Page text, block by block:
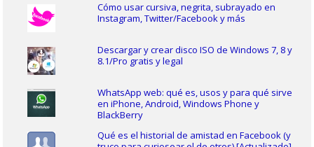
Cómo usar cursiva, negrita, subrayado en
Instagram, Twitter/Facebook y más
Descargar y crear disco ISO de Windows 7, 8 y
8.1/Pro gratis y legal
WhatsApp web: qué es, usos y para qué sirve
en iPhone, Android, Windows Phone y
BlackBerry
Qué es el historial de amistad en Facebook (y